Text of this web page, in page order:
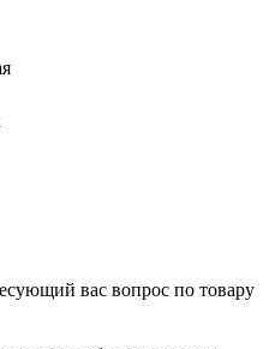
вас вопрос по товару